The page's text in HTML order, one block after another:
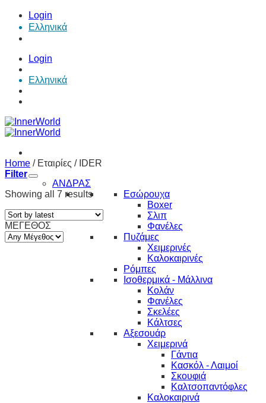
Skip
content
Login
Ελληνικά
Login
Ελληνικά
ΑΝΔΡΑΣ
Εσώρουχα
Boxer
Σλιπ
Φανέλες
Πυζάμες
Χειμερινές
Καλοκαιρινές
Ρόμπες
Ισοθερμικά - Μάλλινα
Κολάν
Φανέλες
Σκελέες
Κάλτσες
Αξεσουάρ
Χειμερινά
Γάντια
Κασκόλ - Λαιμοί
Σκουφιά
Καλτσοπαντόφλες
Καλοκαιρινά
Home /Εταιρίες /IDER
Filter
Showing all 7 results
ΜΕΓΕΘΟΣ